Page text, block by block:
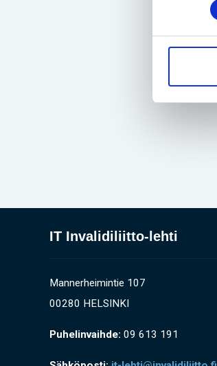
IT Invalidiliitto-lehti
Mannerheimintie 107
00280 HELSINKI
Puhelinvaihde: 09 613 191